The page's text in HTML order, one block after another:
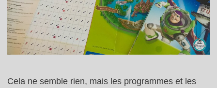
Cela ne semble rien, mais les programmes et les